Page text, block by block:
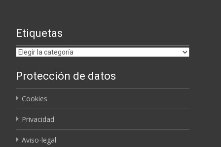
Etiquetas
Etiquetas
Protección de datos
Cookies
Privacidad
Aviso-legal